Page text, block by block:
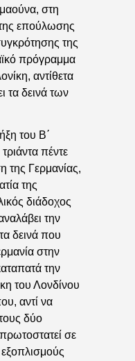
στη
της επούλωσης
της
πρόγραμμα
αντίθετα
τα δεινά των
του Β΄
πέντε
της Γερμανίας,
της
διάδοχος
την
δεινά που
στην
την
του Λονδίνου
αντί να
δύο
σε